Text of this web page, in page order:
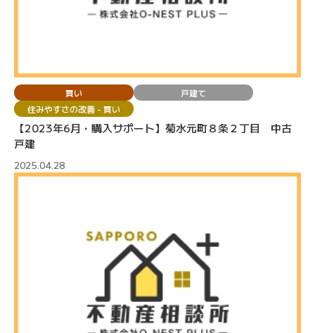
買い
戸建て
住みやすさの改善 - 買い
【2023年6月・購入サポート】菊水元町８条２丁目 中古
戸建
2025.04.28